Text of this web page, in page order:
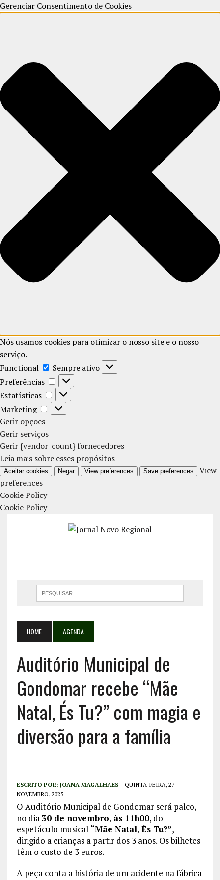
Gerenciar Consentimento de Cookies
Nós usamos cookies para otimizar o nosso site e o nosso
serviço.
Functional
Functional
Sempre ativo
Preferências
Preferências
Estatísticas
Estatísticas
Marketing
Marketing
Gerir opções
Gerir serviços
Gerir {vendor_count} fornecedores
Leia mais sobre esses propósitos
Aceitar cookies Negar View preferences Save preferences
View
preferences
Cookie Policy
Cookie Policy
HOME AGENDA
Auditório Municipal de
Gondomar recebe “Mãe
Natal, És Tu?” com magia e
diversão para a família
ESCRITO POR: JOANA MAGALHÃES
QUINTA-FEIRA, 27
NOVEMBRO, 2025
O Auditório Municipal de Gondomar será palco,
no dia30 de novembro, às 11h00, do
espetáculo musical “Mãe Natal, És Tu?”,
dirigido a crianças a partir dos 3 anos. Os bilhetes
têm o custo de 3 euros.
A peça conta a história de um acidente na fábrica